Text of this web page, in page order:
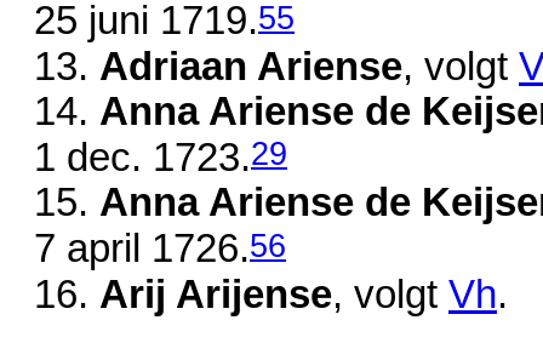
25 juni 1719.55
13. Adriaan Ariense, volgt
14. Anna Ariense de
1 dec. 1723.29
15. Anna Ariense de
7 april 1726.56
16. Arij Arijense, volgt Vh.